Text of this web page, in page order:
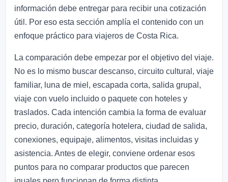
información debe entregar para recibir una cotización
útil. Por eso esta sección amplía el contenido con un
enfoque práctico para viajeros de Costa Rica.
La comparación debe empezar por el objetivo del viaje.
No es lo mismo buscar descanso, circuito cultural, viaje
familiar, luna de miel, escapada corta, salida grupal,
viaje con vuelo incluido o paquete con hoteles y
traslados. Cada intención cambia la forma de evaluar
precio, duración, categoría hotelera, ciudad de salida,
conexiones, equipaje, alimentos, visitas incluidas y
asistencia. Antes de elegir, conviene ordenar esos
puntos para no comparar productos que parecen